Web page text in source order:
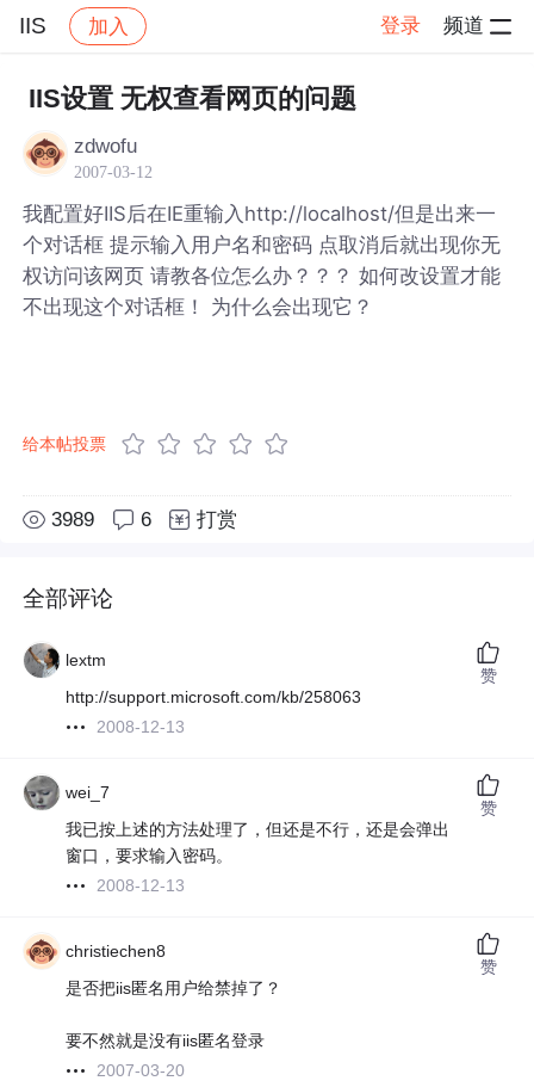
IIS 加入 登录 频道
社区 IIS 帖子详情
IIS设置 无权查看网页的问题
zdwofu
2007-03-12
我配置好IIS后在IE重输入http://localhost/但是出来一
个对话框 提示输入用户名和密码 点取消后就出现你无
权访问该网页 请教各位怎么办？？？ 如何改设置才能
不出现这个对话框！ 为什么会出现它？
给本帖投票
3989 6 打赏
全部评论
lextm
http://support.microsoft.com/kb/258063
2008-12-13
赞
wei_7
我已按上述的方法处理了，但还是不行，还是会弹出
窗口，要求输入密码。
2008-12-13
赞
christiechen8
是否把iis匿名用户给禁掉了？
要不然就是没有iis匿名登录
2007-03-20
赞